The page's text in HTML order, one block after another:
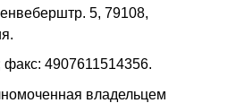
5, 79108,
факс: 4907611514356.
владельцем